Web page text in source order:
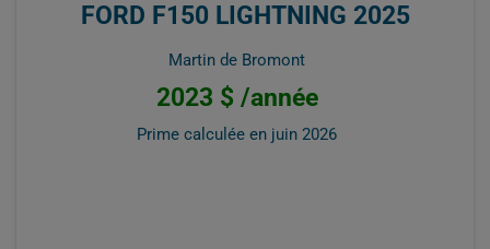
FORD F150 LIGHTNING 2025
Martin de Bromont
2023 $ /année
Prime calculée en juin 2026